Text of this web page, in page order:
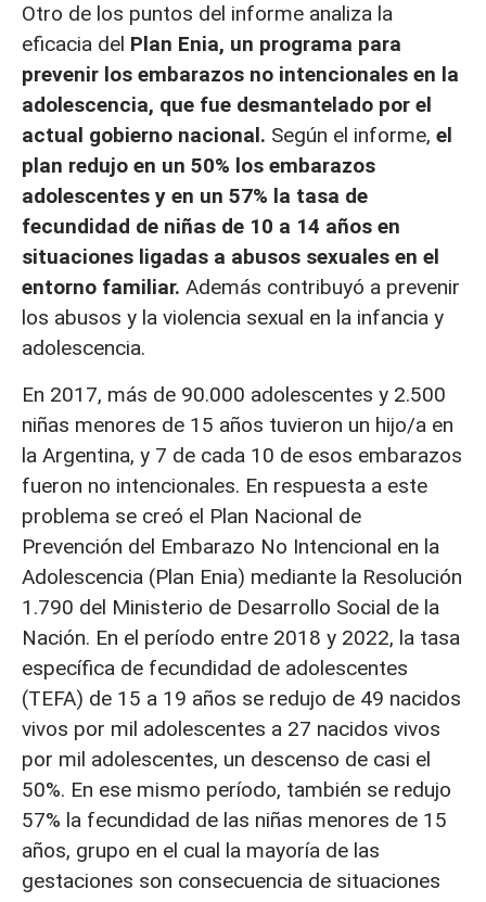
Otro de los puntos del informe analiza la
eficacia del Plan Enia, un programa para
prevenir los embarazos no intencionales en la
adolescencia, que fue desmantelado por el
actual gobierno nacional. Según el informe, el
plan redujo en un 50% los embarazos
adolescentes y en un 57% la tasa de
fecundidad de niñas de 10 a 14 años en
situaciones ligadas a abusos sexuales en el
entorno familiar. Además contribuyó a prevenir
los abusos y la violencia sexual en la infancia y
adolescencia.
En 2017, más de 90.000 adolescentes y 2.500
niñas menores de 15 años tuvieron un hijo/a en
la Argentina, y 7 de cada 10 de esos embarazos
fueron no intencionales. En respuesta a este
problema se creó el Plan Nacional de
Prevención del Embarazo No Intencional en la
Adolescencia (Plan Enia) mediante la Resolución
1.790 del Ministerio de Desarrollo Social de la
Nación. En el período entre 2018 y 2022, la tasa
específica de fecundidad de adolescentes
(TEFA) de 15 a 19 años se redujo de 49 nacidos
vivos por mil adolescentes a 27 nacidos vivos
por mil adolescentes, un descenso de casi el
50%. En ese mismo período, también se redujo
57% la fecundidad de las niñas menores de 15
años, grupo en el cual la mayoría de las
gestaciones son consecuencia de situaciones